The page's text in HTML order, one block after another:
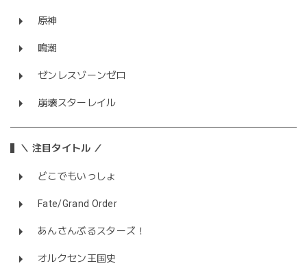
原神
鳴潮
ゼンレスゾーンゼロ
崩壊スターレイル
＼ 注目タイトル ／
どこでもいっしょ
Fate/Grand Order
あんさんぶるスターズ！
オルクセン王国史